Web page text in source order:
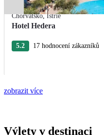
Chorvatsko,Istrie
Hotel Hedera
5.2 17 hodnocení zákazníků
zobrazit více
Výlety v destinaci